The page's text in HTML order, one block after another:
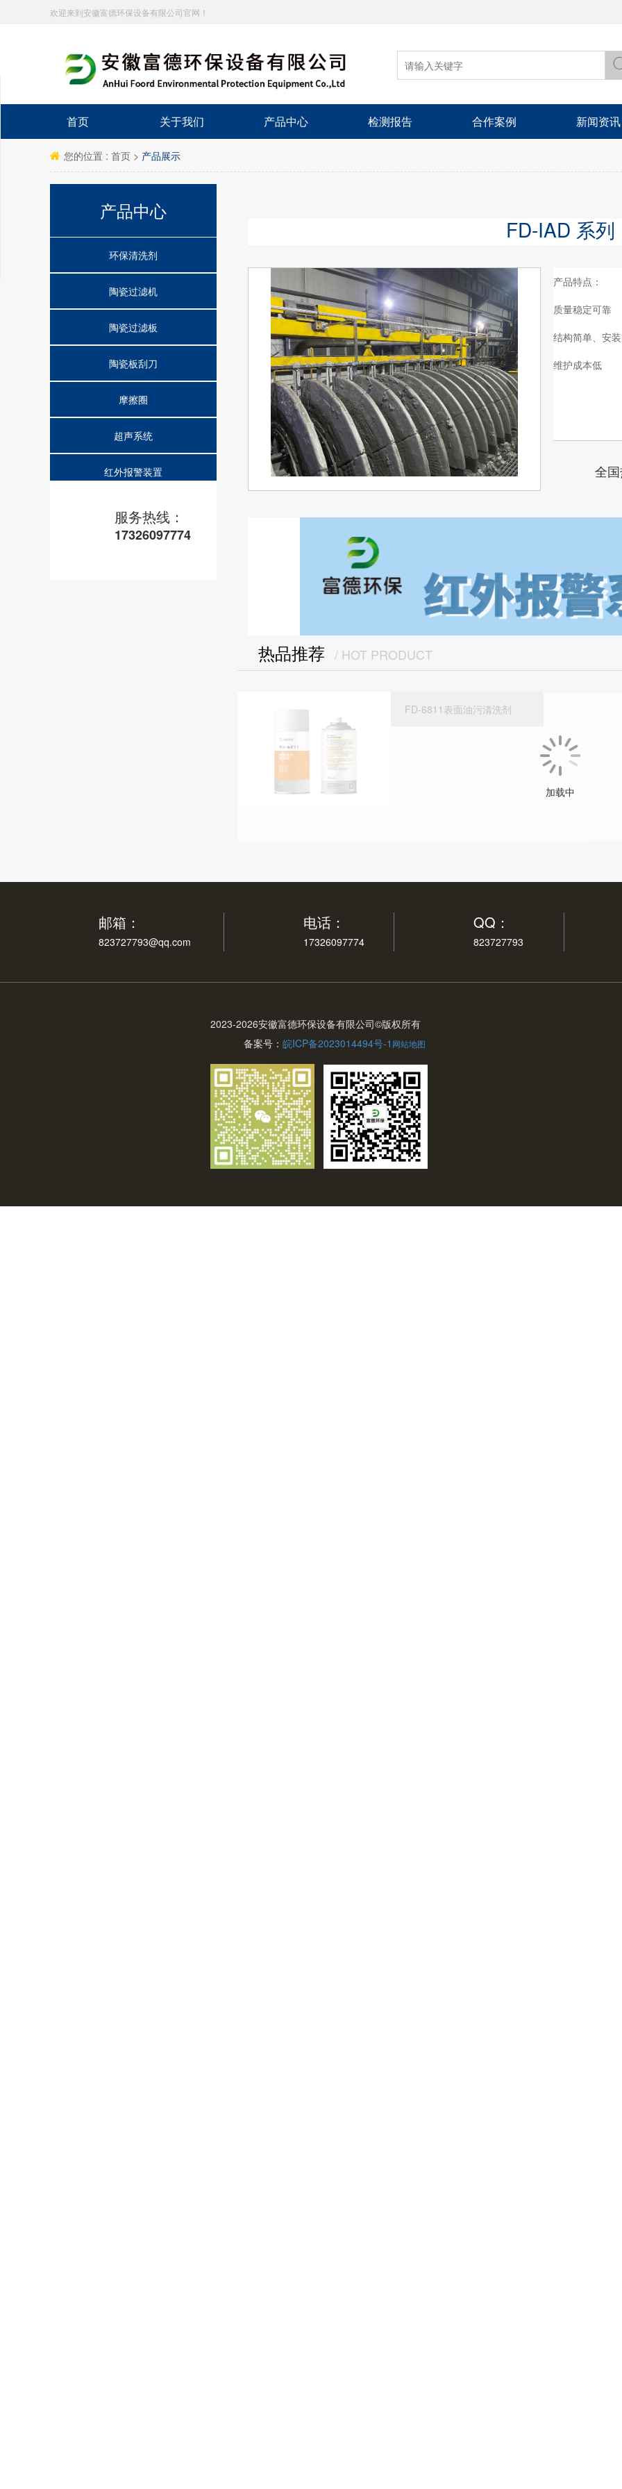
欢迎来到安徽富德环保设备有限公司官网！
首页 关于我们 产品中心 检测报告 合作案例 新闻资讯
您的位置 : 首页 > 产品展示
产品中心
环保清洗剂
陶瓷过滤机
陶瓷过滤板
陶瓷板刮刀
摩擦圈
超声系统
红外报警装置
磨砂洗手液
消泡机
服务热线：
17326097774
FD-IAD 系列
产品特点：
质量稳定可靠
结构简单、安
维护成本低
全
热品推荐 / HOT PRODUCT
加载中
FD-6811表面油污清洗剂
邮箱：
823727793@qq.com
电话：
17326097774
QQ：
823727793
2023-2026安徽富德环保设备有限公司©版权所有
备案号： 皖ICP备2023014494号-1 网站地图